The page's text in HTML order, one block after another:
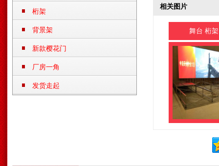
桁架
背景架
新款樱花门
厂房一角
发货走起
相关图片
舞台 桁